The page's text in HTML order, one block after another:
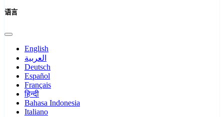
语言
English
العربية
Deutsch
Español
Français
हिन्दी
Bahasa Indonesia
Italiano